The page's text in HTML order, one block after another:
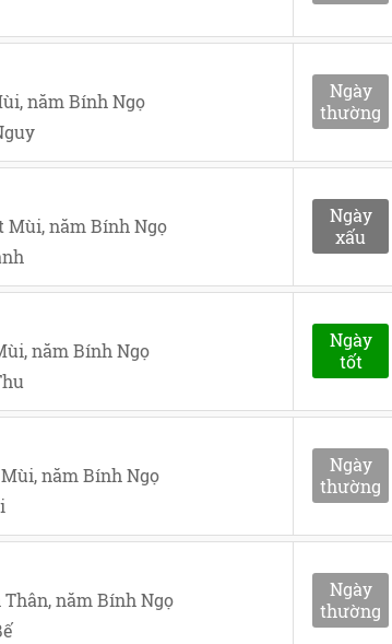
năm Bính Ngọ
Ngày
thường
Mùi, năm Bính Ngọ
Ngày
xấu
năm Bính Ngọ
Ngày
tốt
năm Bính Ngọ
Ngày
thường
năm Bính Ngọ
Ngày
thường